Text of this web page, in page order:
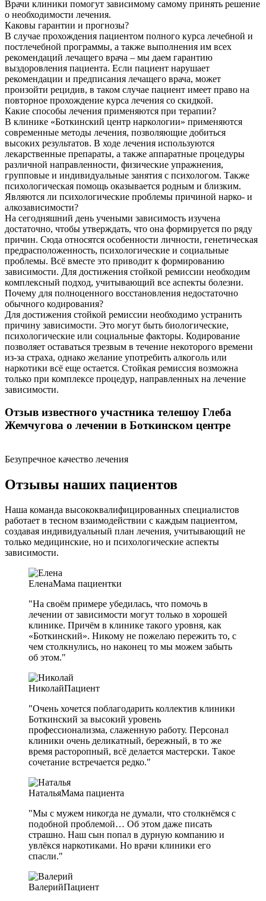
Врачи клиники помогут зависимому самому принять решение
о необходимости лечения.
Каковы гарантии и прогнозы?
В случае прохождения пациентом полного курса лечебной и
постлечебной программы, а также выполнения им всех
рекомендаций лечащего врача – мы даем гарантию
выздоровления пациента. Если пациент нарушает
рекомендации и предписания лечащего врача, может
произойти рецидив, в таком случае пациент имеет право на
повторное прохождение курса лечения со скидкой.
Какие способы лечения применяются при терапии?
В клинике «Боткинский центр наркологии» применяются
современные методы лечения, позволяющие добиться
высоких результатов. В ходе лечения используются
лекарственные препараты, а также аппаратные процедуры
различной направленности, физические упражнения,
групповые и индивидуальные занятия с психологом. Также
психологическая помощь оказывается родным и близким.
Являются ли психологические проблемы причиной нарко- и
алкозависимости?
На сегодняшний день учеными зависимость изучена
достаточно, чтобы утверждать, что она формируется по ряду
причин. Сюда относятся особенности личности, генетическая
предрасположенность, психологические и социальные
проблемы. Всё вместе это приводит к формированию
зависимости. Для достижения стойкой ремиссии необходим
комплексный подход, учитывающий все аспекты болезни.
Почему для полноценного восстановления недостаточно
обычного кодирования?
Для достижения стойкой ремиссии необходимо устранить
причину зависимости. Это могут быть биологические,
психологические или социальные факторы. Кодирование
позволяет оставаться трезвым в течение некоторого времени
из-за страха, однако желание употребить алкоголь или
наркотики всё еще остается. Стойкая ремиссия возможна
только при комплексе процедур, направленных на лечение
зависимости.
Отзыв известного участника телешоу Глеба
Жемчугова о лечении в Боткинском центре
Безупречное качество лечения
Отзывы наших пациентов
Наша команда высококвалифицированных специалистов
работает в тесном взаимодействии с каждым пациентом,
создавая индивидуальный план лечения, учитывающий не
только медицинские, но и психологические аспекты
зависимости.
ЕленаМама пациентки
"На своём примере убедилась, что помочь в
лечении от зависимости могут только в хорошей
клинике. Причём в клинике такого уровня, как
«Боткинский». Никому не пожелаю пережить то, с
чем столкнулись, но наконец то мы можем забыть
об этом."
НиколайПациент
"Очень хочется поблагодарить коллектив клиники
Боткинский за высокий уровень
профессионализма, слаженную работу. Персонал
клиники очень деликатный, бережный, в то же
время расторопный, всё делается мастерски. Такое
сочетание встречается редко."
НатальяМама пациента
"Мы с мужем никогда не думали, что столкнёмся с
подобной проблемой… Об этом даже писать
страшно. Наш сын попал в дурную компанию и
увлёкся наркотиками. Но врачи клиники его
спасли."
ВалерийПациент